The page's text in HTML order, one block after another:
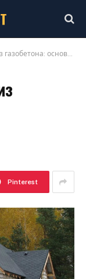
преимущества и этапы
Pinterest